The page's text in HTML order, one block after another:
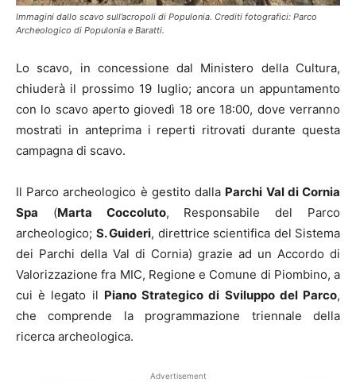
Immagini dallo scavo sull’acropoli di Populonia. Crediti fotografici: Parco
Archeologico di Populonia e Baratti.
Lo scavo, in concessione dal Ministero della Cultura,
chiuderà il prossimo 19 luglio; ancora un appuntamento
con lo scavo aperto giovedì 18 ore 18:00, dove verranno
mostrati in anteprima i reperti ritrovati durante questa
campagna di scavo.
Il Parco archeologico è gestito dalla Parchi Val di Cornia
Spa (Marta Coccoluto, Responsabile del Parco
archeologico; S. Guideri, direttrice scientifica del Sistema
dei Parchi della Val di Cornia) grazie ad un Accordo di
Valorizzazione fra MIC, Regione e Comune di Piombino, a
cui è legato il Piano Strategico di Sviluppo del Parco,
che comprende la programmazione triennale della
ricerca archeologica.
Advertisement